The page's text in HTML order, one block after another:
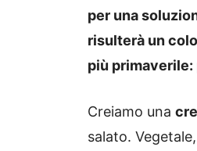
per una
risulterà un
più
Creiamo una
salato.